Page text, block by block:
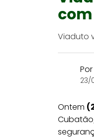
Viaduto
Por
23/
Ontem